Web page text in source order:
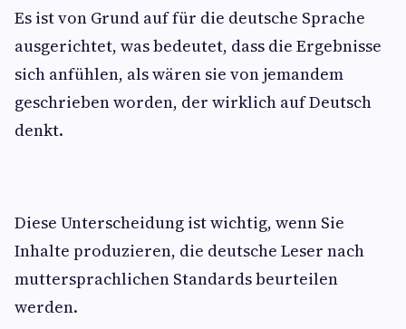
Es ist von Grund auf für die deutsche Sprache
ausgerichtet, was bedeutet, dass die Ergebnisse
sich anfühlen, als wären sie von jemandem
geschrieben worden, der wirklich auf Deutsch
denkt.
Diese Unterscheidung ist wichtig, wenn Sie
Inhalte produzieren, die deutsche Leser nach
muttersprachlichen Standards beurteilen
werden.